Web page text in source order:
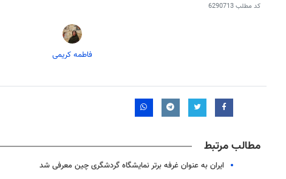
کد مطلب6290713
فاطمه کریمی
مطالب مرتبط
ایران به عنوان غرفه برتر نمایشگاه گردشگری چین معرفی شد